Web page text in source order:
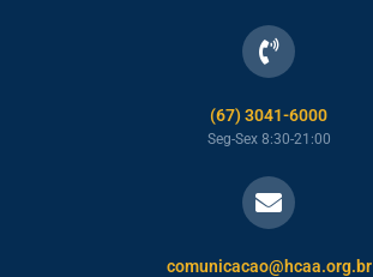
(67) 3041-6000
Seg-Sex 8:30-21:00
comunicacao@hcaa.org.br